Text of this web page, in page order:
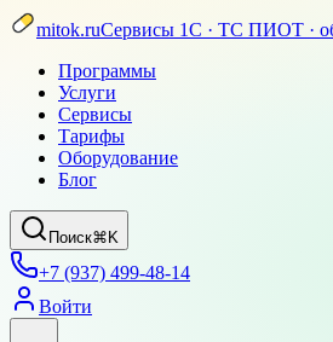
mitok.ruСервисы 1С · ТС ПИОТ ·
Программы
Услуги
Сервисы
Тарифы
Оборудование
Блог
Поиск⌘K
+7 (937) 499-48-14
Войти